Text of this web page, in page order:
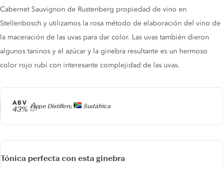
Producer
Hope Distillery, Sudáfrica
ABV
43%
Cabernet Sauvignon de Rustenberg propiedad de vino en
Stellenbosch y utilizamos la rosa método de elaboración del vino de
la maceración de las uvas para dar color. Las uvas también dieron
algunos taninos y el azúcar y la ginebra resultante es un hermoso
color rojo rubí con interesante complejidad de las uvas.
Tónica perfecta con esta ginebra